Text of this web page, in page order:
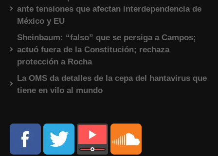
ante tensiones que afectan interdependencia de
México y EU
Sheinbaum: “falso” que se persiga a Campos;
actuó fuera de la Constitución; rechaza
protección a Rocha
La OMS da detalles de la cepa del hantavirus que
tiene en vilo al mundo